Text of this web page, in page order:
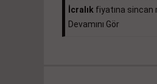
İcralık fiyatına sincan
Devamını Gör